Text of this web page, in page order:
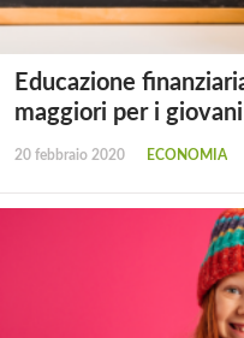
Educazione
maggiori per i giovani
20 febbraio 2020 ECONOMIA